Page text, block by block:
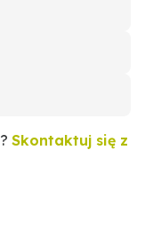
Skontaktuj się z